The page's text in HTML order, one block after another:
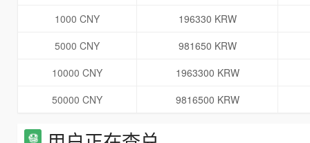
1000 CNY
196330 KRW
5000 CNY
981650 KRW
10000 CNY
1963300 KRW
50000 CNY
9816500 KRW